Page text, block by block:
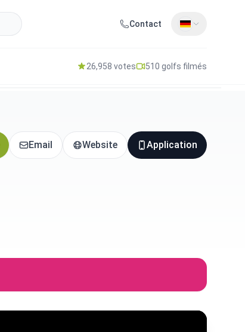
Contact
26,958 votes 510 golfs filmés
Email Website Application